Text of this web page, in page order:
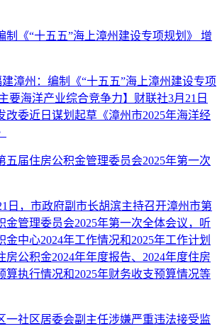
制《“十五五”海上漳州建设专项规划》 增
建漳州：编制《“十五五”海上漳州建设专项
要海洋产业综合竞争力】财联社3月21日
改委近日谋划起草《漳州市2025年海洋经
五届住房公积金管理委员会2025年第一次
日，市政府副市长胡滨主持召开漳州市第
金管理委员会2025年第一次全体会议，听
金中心2024年工作情况和2025年工作计划
房公积金2024年年度报告、2024年度住房
算执行情况和2025年财务收支预算情况等
一社区居委会副主任涉嫌严重违法接受监